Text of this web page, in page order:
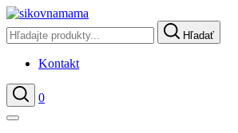
Hľadať
Kontakt
Hľadať
0